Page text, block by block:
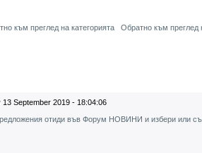
към преглед на категорията
Обратно към преглед
13 September 2019 - 18:04:06
отиди във Форум НОВИНИ и избери или